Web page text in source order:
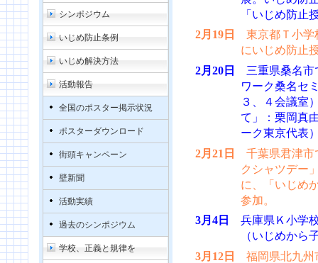
シンポジウム
いじめ防止条例
いじめ解決方法
活動報告
全国のポスター掲示状況
ポスターダウンロード
街頭キャンペーン
壁新聞
活動実績
過去のシンポジウム
学校、正義と規律を
「いじめ防止
2月19日
東京都Ｔ小学
にいじめ防止
2月20日
三重県桑名市
ワーク桑名セ
３、４会議室
て」：栗岡真
ーク東京代表
2月21日
千葉県君津市
クシャツデー
に、「いじめ
参加。
3月4日
兵庫県Ｋ小学
（いじめから
3月12日
福岡県北九州